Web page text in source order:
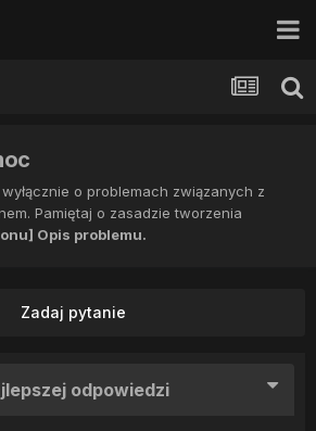
o problemach związanych z
Pamiętaj o zasadzie tworzenia
Opis problemu.
Zadaj pytanie
odpowiedzi